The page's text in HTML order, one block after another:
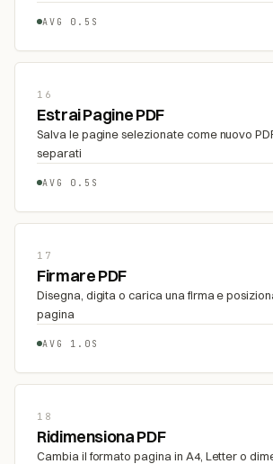
AVG 0.5S
16
Estrai Pagine PDF
Salva le pagine selezionate come nuovo
separati
AVG 0.5S
17
Firmare PDF
Disegna, digita o carica una firma e
pagina
AVG 1.0S
18
Ridimensiona PDF
Cambia il formato pagina in A4, Letter o